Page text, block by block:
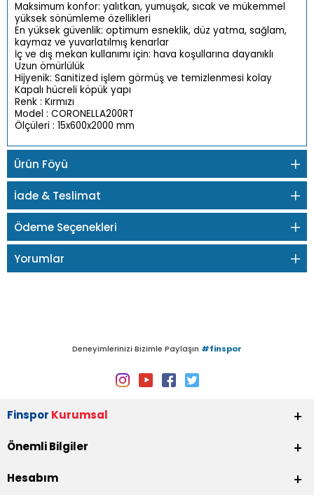
Maksimum konfor: yalıtkan, yumuşak, sıcak ve mükemmel
yüksek sönümleme özellikleri
En yüksek güvenlik: optimum esneklik, düz yatma, sağlam,
kaymaz ve yuvarlatılmış kenarlar
İç ve dış mekan kullanımı için: hava koşullarına dayanıklı
Uzun ömürlülük
Hijyenik: Sanitized işlem görmüş ve temizlenmesi kolay
Kapalı hücreli köpük yapı
Renk : Kırmızı
Model : CORONELLA200RT
Ölçüleri : 15x600x2000 mm
Ürün Föyü
İade & Teslimat
Ödeme Seçenekleri
Yorumlar
Deneyimlerinizi Bizimle Paylaşın #finspor
Finspor Kurumsal
Önemli Bilgiler
Hesabım